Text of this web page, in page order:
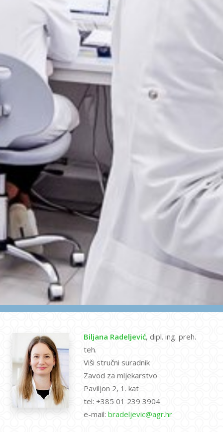
Biljana Radeljević, dipl. ing. preh.
teh.
Viši stručni suradnik
Zavod za mljekarstvo
Paviljon 2, 1. kat
tel: +385 01 239 3904
e-mail: bradeljevic@agr.hr